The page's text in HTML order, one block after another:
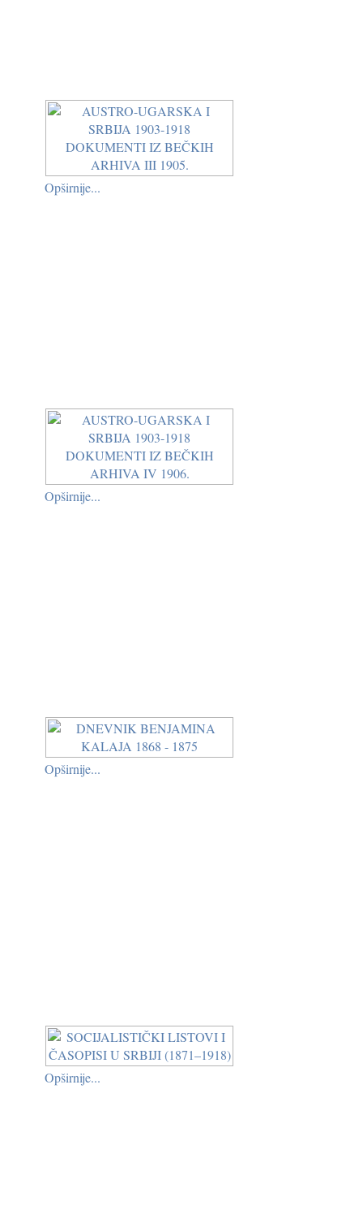
Opširnije...
Opširnije...
Opširnije...
Opširnije...